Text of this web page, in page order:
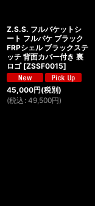
Z.S.S. フルバケットシ
ート フルバケ ブラック
FRPシェル ブラックステ
ッチ 背面カバー付き 裏
ロゴ [ZSSF0015]
45,000円(税別)
(税込 : 49,500円)